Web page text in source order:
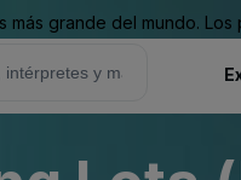
grande del mundo.